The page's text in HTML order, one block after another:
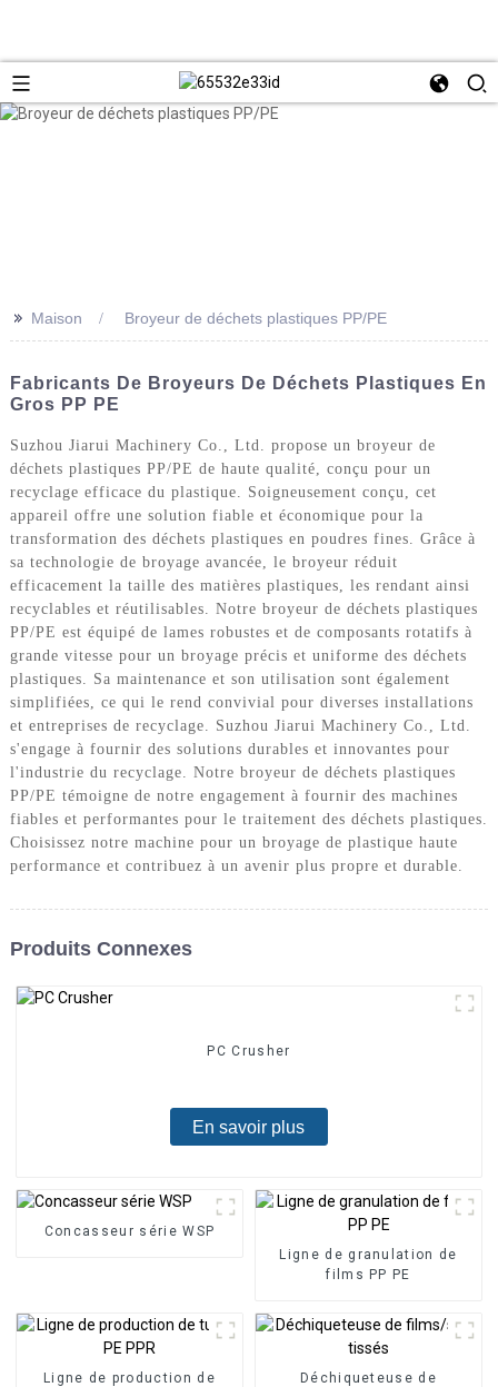
>> Maison Broyeur de déchets plastiques PP/PE
Fabricants De Broyeurs De Déchets Plastiques En
Gros PP PE
Suzhou Jiarui Machinery Co., Ltd. propose un broyeur de
déchets plastiques PP/PE de haute qualité, conçu pour un
recyclage efficace du plastique. Soigneusement conçu, cet
appareil offre une solution fiable et économique pour la
transformation des déchets plastiques en poudres fines. Grâce à
sa technologie de broyage avancée, le broyeur réduit
efficacement la taille des matières plastiques, les rendant ainsi
recyclables et réutilisables. Notre broyeur de déchets plastiques
PP/PE est équipé de lames robustes et de composants rotatifs à
grande vitesse pour un broyage précis et uniforme des déchets
plastiques. Sa maintenance et son utilisation sont également
simplifiées, ce qui le rend convivial pour diverses installations
et entreprises de recyclage. Suzhou Jiarui Machinery Co., Ltd.
s'engage à fournir des solutions durables et innovantes pour
l'industrie du recyclage. Notre broyeur de déchets plastiques
PP/PE témoigne de notre engagement à fournir des machines
fiables et performantes pour le traitement des déchets plastiques.
Choisissez notre machine pour un broyage de plastique haute
performance et contribuez à un avenir plus propre et durable.
Produits Connexes
PC Crusher
En savoir plus
Concasseur série WSP
Ligne de granulation de
films PP PE
Ligne de production de
Déchiqueteuse de